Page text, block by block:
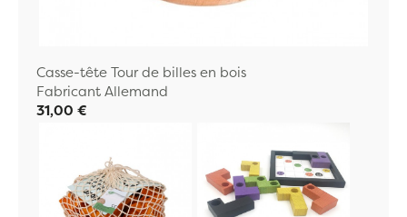
Casse-tête Tour de billes en bois
Fabricant Allemand
31,00 €